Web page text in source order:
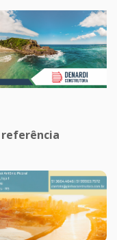
referência